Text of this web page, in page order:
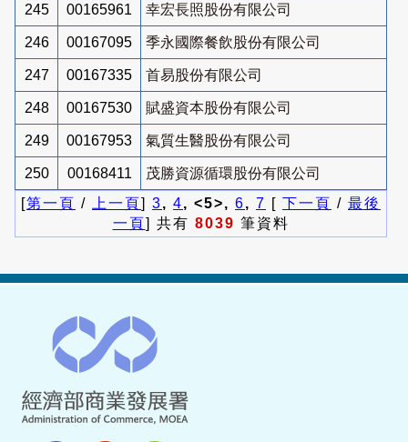
245 00165961 幸宏長照股份有限公司
246 00167095 季永國際餐飲股份有限公司
247 00167335 首易股份有限公司
248 00167530 賦盛資本股份有限公司
249 00167953 氣質生醫股份有限公司
250 00168411
茂勝資源循環股份有限公司
[第一頁 / 上一頁] 3, 4, <5>, 6, 7 [ 下一頁 / 最後
一頁] 共有 8039 筆資料